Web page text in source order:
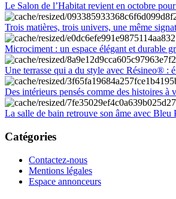
Le Salon de l’Habitat revient en octobre
Trois matières, trois univers, une même
Microciment : un espace élégant et durable
Une terrasse qui a du style avec Résineo® :
Des intérieurs pensés comme des histoires à
La salle de bain retrouve son âme avec Bleu
Catégories
Contactez-nous
Mentions légales
Espace annonceurs